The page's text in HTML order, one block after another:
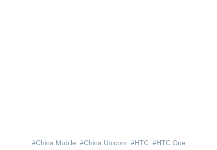
China Mobile China Unicom HTC
HTC One